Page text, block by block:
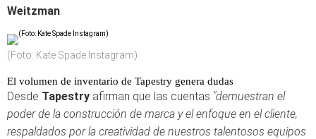
Weitzman.
(Foto: Kate Spade Instagram)
El volumen de inventario de Tapestry genera dudas
Desde Tapestry afirman que las cuentas "demuestran el
poder de la construcción de marca y el enfoque en el cliente,
respaldados por la creatividad de nuestros talentosos equipos